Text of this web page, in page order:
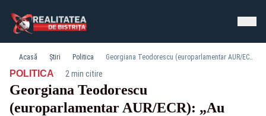
Acasă Știri Politica Georgiana Teodorescu (europarlamentar AUR/ECR): „Au votat împotriva României! PNL, USR și UDMR au preferat disciplina de partid în locul interesului național”
POLITICA· 2 min citire
Georgiana Teodorescu
(europarlamentar AUR/ECR): „Au